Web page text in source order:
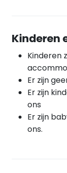
Kinderen
Kinderen
Er zijn
Er zijn
ons
Er zijn
ons.